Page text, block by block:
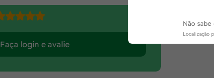
Faça login e avalie
Não sabe
Localização